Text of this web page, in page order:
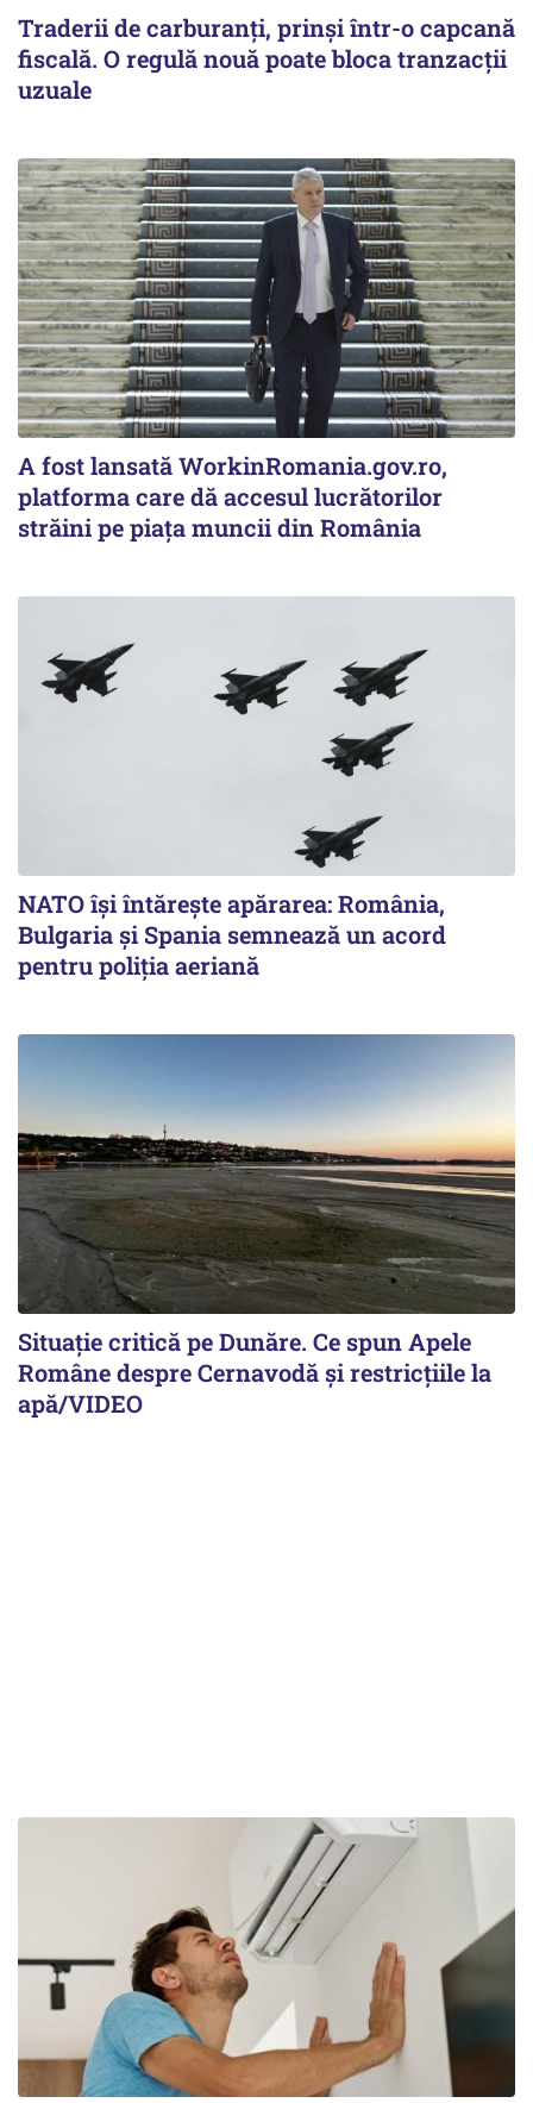
Traderii de carburanți, prinși într-o capcană
fiscală. O regulă nouă poate bloca tranzacții
uzuale
A fost lansată WorkinRomania.gov.ro,
platforma care dă accesul lucrătorilor
străini pe piața muncii din România
NATO își întărește apărarea: România,
Bulgaria și Spania semnează un acord
pentru poliția aeriană
Situație critică pe Dunăre. Ce spun Apele
Române despre Cernavodă și restricțiile la
apă/VIDEO